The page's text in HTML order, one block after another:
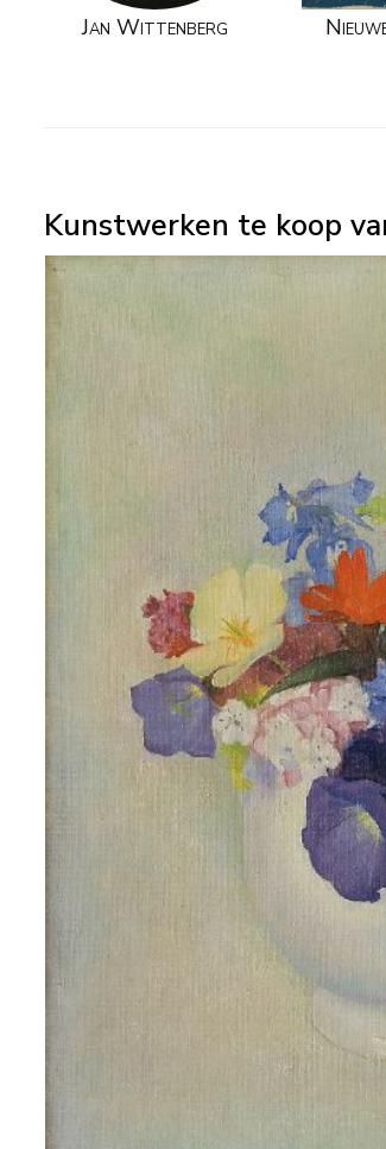
Jan Wittenberg
Kunstwerken te koop